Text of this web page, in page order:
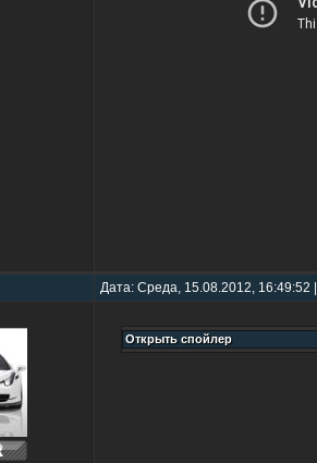
Дата: Среда, 15.08.2012,